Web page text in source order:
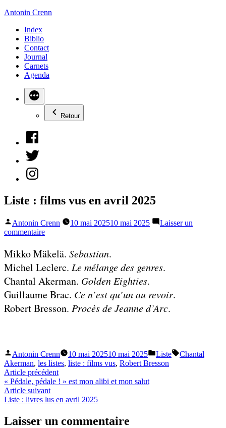
Aller
contenu
Antonin Crenn
Index
Biblio
Contact
Journal
Carnets
Agenda
Retour
Facebook
Twitter
Instagram
Liste : films vus en avril 2025
Publié
par
Antonin Crenn 10 mai 202510 mai 2025
Laisser un
commentairesur
:
films
vus
en
avril
2025
Mikko Mäkelä. Sebastian.
Michel Leclerc. Le mélange des genres.
Chantal Akerman. Golden Eighties.
Guillaume Brac. Ce n’est qu’un au revoir.
Robert Bresson. Procès de Jeanne d’Arc.
Publié
par
Antonin Crenn 10 mai 202510 mai 2025
Publié
dans
Liste Étiquettes :
Chantal
Akerman, les listes, liste : films vus, Robert Bresson
Navigation
de
l’article
Article précédentArticle
précédent :
« Pédale, pédale ! » est mon alibi et mon salut
Article suivantArticle
suivant :
Liste : livres lus en avril 2025
Laisser un commentaire